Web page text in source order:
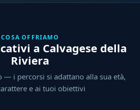
COSA OFFRIAMO
a Calvagese della
Riviera
— i percorsi si adattano alla sua età,
e ai tuoi obiettivi